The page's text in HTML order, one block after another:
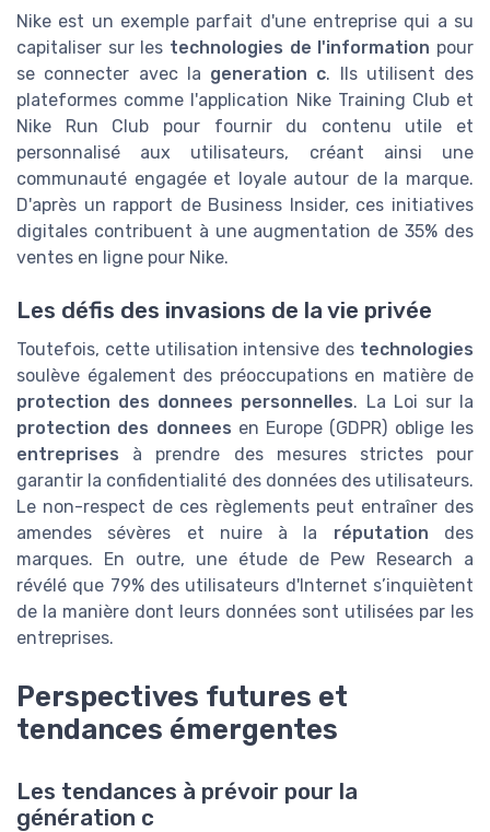
Nike est un exemple parfait d'une entreprise qui a su
capitaliser sur les technologies de l'information pour
se connecter avec la generation c. Ils utilisent des
plateformes comme l'application Nike Training Club et
Nike Run Club pour fournir du contenu utile et
personnalisé aux utilisateurs, créant ainsi une
communauté engagée et loyale autour de la marque.
D'après un rapport de Business Insider, ces initiatives
digitales contribuent à une augmentation de 35% des
ventes en ligne pour Nike.
Les défis des invasions de la vie privée
Toutefois, cette utilisation intensive des technologies
soulève également des préoccupations en matière de
protection des donnees personnelles. La Loi sur la
protection des donnees en Europe (GDPR) oblige les
entreprises à prendre des mesures strictes pour
garantir la confidentialité des données des utilisateurs.
Le non-respect de ces règlements peut entraîner des
amendes sévères et nuire à la réputation des
marques. En outre, une étude de Pew Research a
révélé que 79% des utilisateurs d'Internet s’inquiètent
de la manière dont leurs données sont utilisées par les
entreprises.
Perspectives futures et
tendances émergentes
Les tendances à prévoir pour la
génération c